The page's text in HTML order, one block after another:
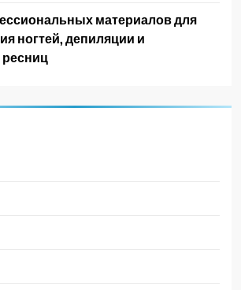
материалов для
ногтей, депиляции и